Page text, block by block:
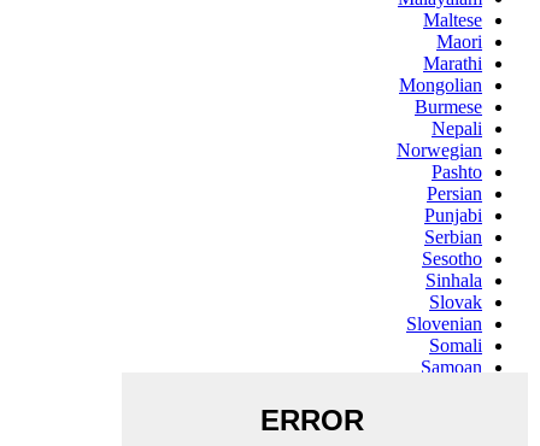
Maltese
Maori
Marathi
Mongolian
Burmese
Nepali
Norwegian
Pashto
Persian
Punjabi
Serbian
Sesotho
Sinhala
Slovak
Slovenian
Somali
Samoan